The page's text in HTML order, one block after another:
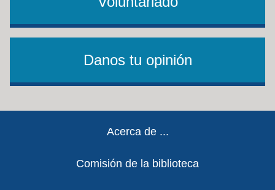
Danos tu opinión
Acerca de ...
Comisión de la biblioteca